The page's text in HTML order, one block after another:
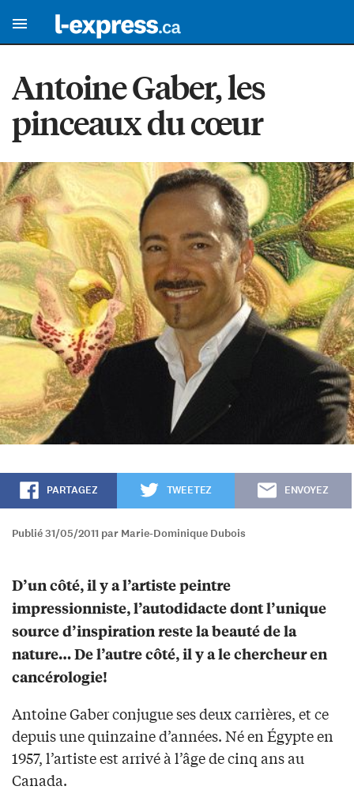
Antoine Gaber, les
pinceaux du cœur
PARTAGEZ TWEETEZ ENVOYEZ
Publié 31/05/2011 par Marie-Dominique Dubois
D’un côté, il y a l’artiste peintre
impressionniste, l’autodidacte dont l’unique
source d’inspiration reste la beauté de la
nature… De l’autre côté, il y a le chercheur en
cancérologie!
Antoine Gaber conjugue ses deux carrières, et ce
depuis une quinzaine d’années. Né en Égypte en
1957, l’artiste est arrivé à l’âge de cinq ans au
Canada.